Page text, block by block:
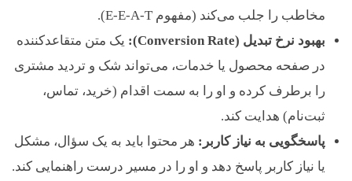
م
ح
مخاطب را جلب می‌کند (مفهوم E-E-A-T).
بهبود نرخ تبدیل (Conversion Rate):
یک متن متقاعدکننده
در صفحه محصول یا خدمات، می‌تواند شک و تردید مشتری
را برطرف کرده و او را به سمت اقدام (خرید، تماس،
ثبت‌نام) هدایت کند.
پاسخگویی به نیاز کاربر: هر محتوا باید به یک سؤال، مشکل
یا نیاز کاربر پاسخ دهد و او را در مسیر درست راهنمایی کند.